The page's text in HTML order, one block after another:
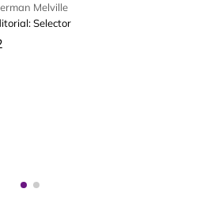
Melville
Selector